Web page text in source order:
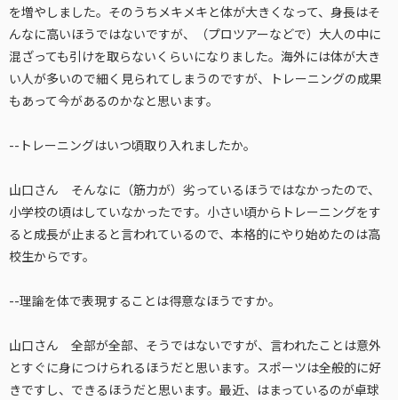
を増やしました。そのうちメキメキと体が大きくなって、身長はそ
んなに高いほうではないですが、（プロツアーなどで）大人の中に
混ざっても引けを取らないくらいになりました。海外には体が大き
い人が多いので細く見られてしまうのですが、トレーニングの成果
もあって今があるのかなと思います。
--トレーニングはいつ頃取り入れましたか。
山口さん そんなに（筋力が）劣っているほうではなかったので、
小学校の頃はしていなかったです。小さい頃からトレーニングをす
ると成長が止まると言われているので、本格的にやり始めたのは高
校生からです。
--理論を体で表現することは得意なほうですか。
山口さん 全部が全部、そうではないですが、言われたことは意外
とすぐに身につけられるほうだと思います。スポーツは全般的に好
きですし、できるほうだと思います。最近、はまっているのが卓球